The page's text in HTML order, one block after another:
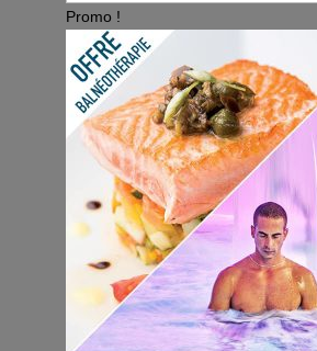
Promo !